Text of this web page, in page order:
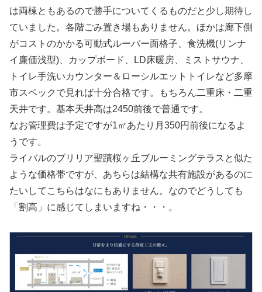
は両棟ともあるので勝手についてくるものだと少し期待し
ていました。各階ごみ置き場もありません。ほかは廊下側
がコストのかかる可動式ルーバー面格子、食洗機(リンナ
イ廉価浅型)、カップボード、LD床暖房、ミストサウナ、
トイレ手洗いカウンター＆ローシルエットトイレなど多摩
市スペックで見れば十分合格です。もちろん二重床・二重
天井です。基本天井高は2450前後で普通です。
なお管理費は予定ですが1㎡あたり月350円前後になるよ
うです。
ライバルのブリリア聖蹟桜ヶ丘ブルーミングテラスと似た
ような価格帯ですが、あちらは結構な共有施設があるのに
たいしてこちらはなにもありません。なのでどうしても
「割高」に感じてしまいますね・・・。